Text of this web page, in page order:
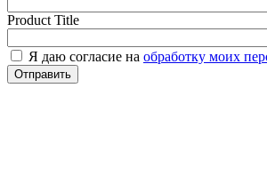
Product Title
Я даю согласие на обработку моих
Отправить